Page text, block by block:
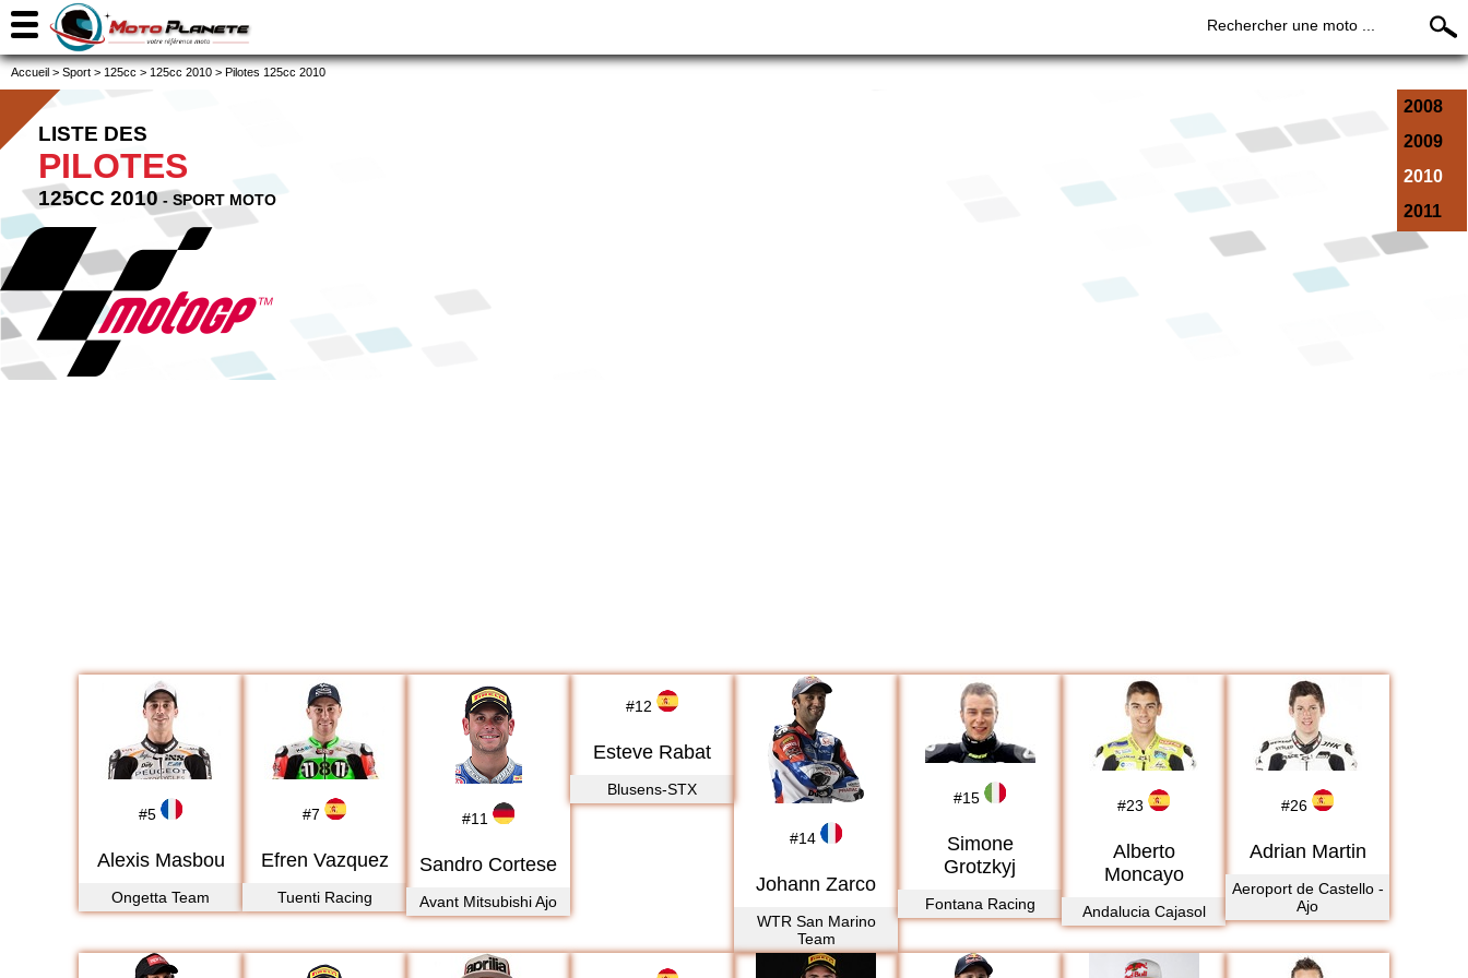
Rechercher une moto ...
Accueil > Sport > 125cc > 125cc 2010 > Pilotes 125cc 2010
2008
2009
2010
2011
LISTE DES
PILOTES
125CC 2010 - SPORT MOTO
#5
Alexis Masbou
Ongetta Team
#7
Efren Vazquez
Tuenti Racing
#11
Sandro Cortese
Avant Mitsubishi Ajo
#12
Esteve Rabat
Blusens-STX
#14
Johann Zarco
WTR San Marino
Team
#15
Simone
Grotzkyj
Fontana Racing
#23
Alberto
Moncayo
Andalucia Cajasol
#26
Adrian Martin
Aeroport de Castello -
Ajo